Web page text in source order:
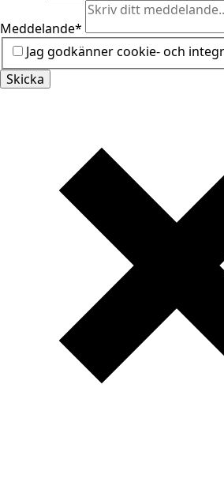
Meddelande*
Jag godkänner cookie- och
Skicka